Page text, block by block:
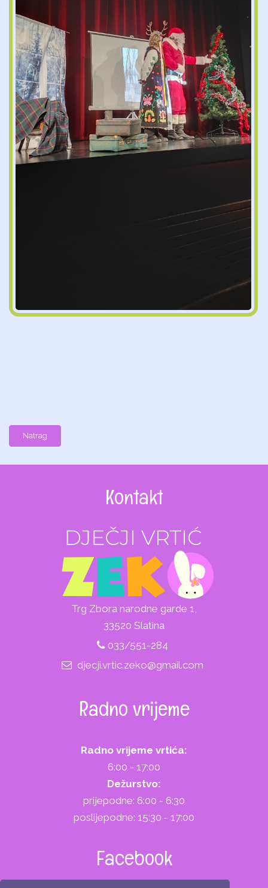
Natrag
Kontakt
Trg Zbora narodne garde 1,
33520 Slatina
033/551-284
djecji.vrtic.zeko@gmail.com
Radno vrijeme
Radno vrijeme vrtića:
6:00 - 17:00
Dežurstvo:
prijepodne: 6:00 - 6:30
poslijepodne: 15:30 - 17:00
Facebook